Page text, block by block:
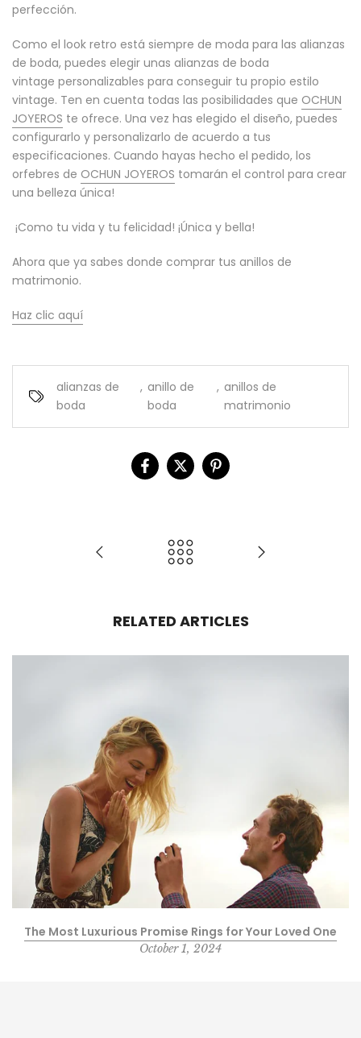
perfección.
Como el look retro está siempre de moda para las alianzas
de boda, puedes elegir unas alianzas de boda
vintage personalizables para conseguir tu propio estilo
vintage. Ten en cuenta todas las posibilidades que OCHUN
JOYEROS te ofrece. Una vez has elegido el diseño, puedes
configurarlo y personalizarlo de acuerdo a tus
especificaciones. Cuando hayas hecho el pedido, los
orfebres de OCHUN JOYEROS tomarán el control para crear
una belleza única!
¡Como tu vida y tu felicidad! ¡Única y bella!
Ahora que ya sabes donde comprar tus anillos de
matrimonio.
Haz clic aquí
alianzas de
boda
, anillo de
boda
, anillos de
matrimonio
RELATED ARTICLES
The Most Luxurious Promise Rings for Your Loved One
October 1, 2024